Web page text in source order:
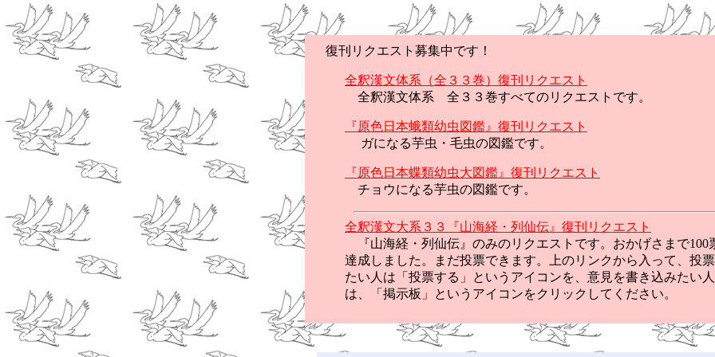
復刊リクエスト募集中です！
全釈漢文体系（全３３巻）復刊リクエスト
全釈漢文体系 全３３巻すべてのリクエストです。
『原色日本蛾類幼虫図鑑』復刊リクエスト
ガになる芋虫・毛虫の図鑑です。
『原色日本蝶類幼虫大図鑑』復刊リクエスト
チョウになる芋虫の図鑑です。
全釈漢文大系３３『山海経・列仙伝』復刊リクエスト
『山海経・列仙伝』のみのリクエストです。おかげさまで100
達成しました。まだ投票できます。上のリンクから入って、投
たい人は「投票する」というアイコンを、意見を書き込みたい人
は、「掲示板」というアイコンをクリックしてください。